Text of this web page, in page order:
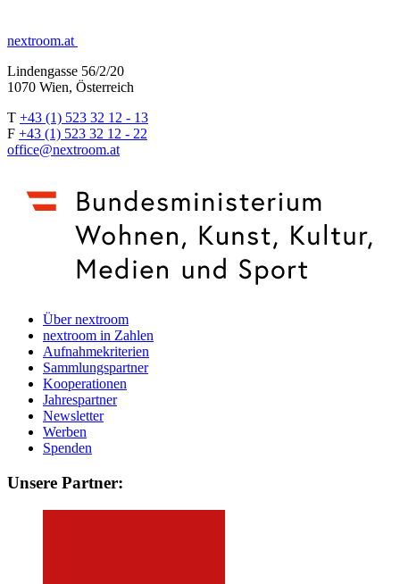
nextroom.at
Lindengasse 56/2/20
1070 Wien, Österreich
T +43 (1) 523 32 12 - 13
F +43 (1) 523 32 12 - 22
office@nextroom.at
Über nextroom
nextroom in Zahlen
Aufnahmekriterien
Sammlungspartner
Kooperationen
Jahrespartner
Newsletter
Werben
Spenden
Unsere Partner: